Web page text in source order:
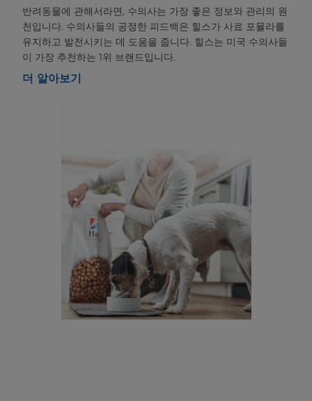
반려동물에 관해서라면, 수의사는 가장 좋은 정보와 관리의 원
천입니다. 수의사들의 공정한 피드백은 힐스가 사료 포뮬라를
유지하고 발전시키는 데 도움을 줍니다. 힐스는 미국 수의사들
이 가장 추천하는 1위 브랜드입니다.
더 알아보기